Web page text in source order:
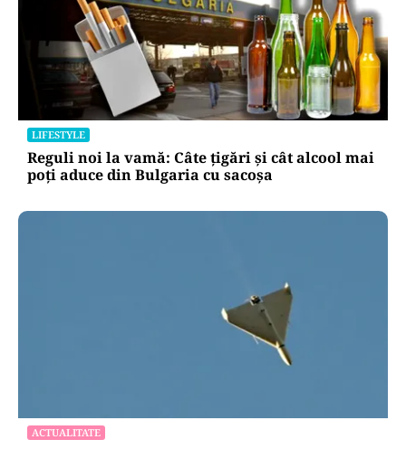
LIFESTYLE
Reguli noi la vamă: Câte țigări și cât alcool mai
poți aduce din Bulgaria cu sacoșa
ACTUALITATE